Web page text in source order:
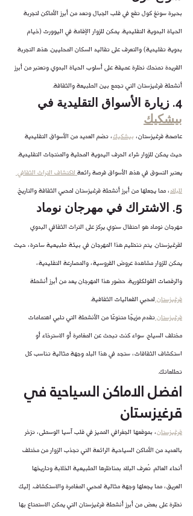
بحيرة سونغ كول تقع في قلب الجبال وتعد من أبرز الأماكن لتجربة
الحياة البدوية التقليدية. يمكن للزوار الإقامة في اليوورت (خيام
بدوية تقليدية) والتعرف على تقاليد السكان المحليين. هذه التجربة
الفريدة تمنحك نظرة عميقة على أسلوب الحياة البدوي وتعتبر من أبرز
أنشطة قرغيزستان التي تجمع بين الطبيعة والثقافة.
4. زيارة الأسواق التقليدية في
بيشكيك
عاصمة قرغيزستان، بيشكيك، تضم العديد من الأسواق التقليدية
حيث يمكن للزوار شراء الحرف اليدوية المحلية والمنتجات التقليدية.
يعتبر التسوق في هذه الأسواق فرصة رائعة لاكتشاف التراث الثقافي
للبلاد، مما يجعلها من أبرز أنشطة قرغيزستان لمحبي الثقافة والتاريخ.
5. الاشتراك في مهرجان نوماد
مهرجان نوماد هو احتفال سنوي يركز على التراث الثقافي البدوي
لقرغيزستان. يتم تنظيم هذا المهرجان في بيئة طبيعية ساحرة، حيث
يمكن للزوار مشاهدة عروض الفروسية، والمصارعة التقليدية،
والرقصات الفولكلورية. حضور هذا المهرجان يعد من أبرز أنشطة
قرغيزستان لمحبي الفعاليات الثقافية.
قرغيزستان تقدم مزيجًا متنوعًا من الأنشطة التي تلبي اهتمامات
مختلف السياح. سواء كنت تبحث عن المغامرة أو الاسترخاء أو
استكشاف الثقافات، ستجد في هذا البلد وجهة مثالية تناسب كل
تطلعاتك.
افضل الاماكن السياحية في
قرغيزستان
قرغيزستان، بموقعها الجغرافي المميز في قلب آسيا الوسطى، تزخر
بالعديد من الأماكن السياحية الرائعة التي تجذب الزوار من مختلف
أنحاء العالم. تُعرف البلاد بمناظرها الطبيعية الخلابة وتاريخها
العريق، مما يجعلها وجهة مثالية لمحبي المغامرة والاستكشاف. إليك
نظرة على بعض من أبرز أنشطة قرغيزستان التي يمكن الاستمتاع بها